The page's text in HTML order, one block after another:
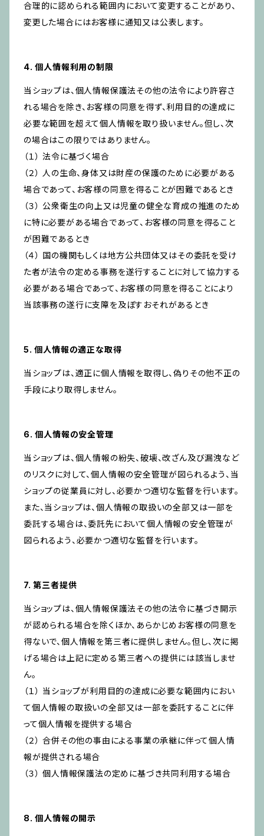
合理的に認められる範囲内において変更することがあり、
変更した場合にはお客様に通知又は公表します。
4. 個人情報利用の制限
当ショップは、個人情報保護法その他の法令により許容さ
れる場合を除き、お客様の同意を得ず、利用目的の達成に
必要な範囲を超えて個人情報を取り扱いません。但し、次
の場合はこの限りではありません。
（１） 法令に基づく場合
（２） 人の生命、身体又は財産の保護のために必要がある
場合であって、お客様の同意を得ることが困難であるとき
（３） 公衆衛生の向上又は児童の健全な育成の推進のため
に特に必要がある場合であって、お客様の同意を得ること
が困難であるとき
（４） 国の機関もしくは地方公共団体又はその委託を受け
た者が法令の定める事務を遂行することに対して協力する
必要がある場合であって、お客様の同意を得ることにより
当該事務の遂行に支障を及ぼすおそれがあるとき
5. 個人情報の適正な取得
当ショップは、適正に個人情報を取得し、偽りその他不正の
手段により取得しません。
6. 個人情報の安全管理
当ショップは、個人情報の紛失、破壊、改ざん及び漏洩など
のリスクに対して、個人情報の安全管理が図られるよう、当
ショップの従業員に対し、必要かつ適切な監督を行います。
また、当ショップは、個人情報の取扱いの全部又は一部を
委託する場合は、委託先において個人情報の安全管理が
図られるよう、必要かつ適切な監督を行います。
7. 第三者提供
当ショップは、個人情報保護法その他の法令に基づき開示
が認められる場合を除くほか、あらかじめお客様の同意を
得ないで、個人情報を第三者に提供しません。但し、次に掲
げる場合は上記に定める第三者への提供には該当しませ
ん。
（１） 当ショップが利用目的の達成に必要な範囲内におい
て個人情報の取扱いの全部又は一部を委託することに伴
って個人情報を提供する場合
（２） 合併その他の事由による事業の承継に伴って個人情
報が提供される場合
（３） 個人情報保護法の定めに基づき共同利用する場合
8. 個人情報の開示